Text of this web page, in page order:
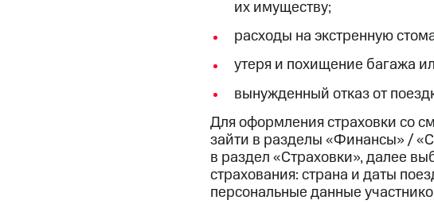
их имуществу;
расходы на экстренную
утеря и похищение багажа
вынужденный отказ от
Для оформления страховки со
зайти в разделы «Финансы» /
в раздел «Страховки», далее
страхования: страна и даты
персональные данные